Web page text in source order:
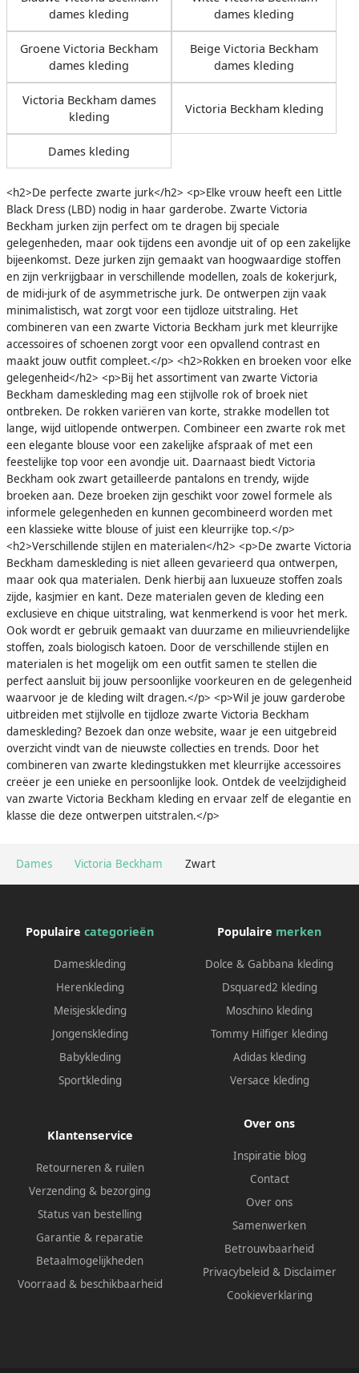
Dames Victoria Beckham Zwart
dames kleding
dames kleding
Groene Victoria Beckham
dames kleding
Beige Victoria Beckham
dames kleding
Victoria Beckham dames
kleding
Victoria Beckham kleding
Dames kleding
<h2>De perfecte zwarte jurk</h2> <p>Elke vrouw heeft een Little
Black Dress (LBD) nodig in haar garderobe. Zwarte Victoria
Beckham jurken zijn perfect om te dragen bij speciale
gelegenheden, maar ook tijdens een avondje uit of op een zakelijke
bijeenkomst. Deze jurken zijn gemaakt van hoogwaardige stoffen
en zijn verkrijgbaar in verschillende modellen, zoals de kokerjurk,
de midi-jurk of de asymmetrische jurk. De ontwerpen zijn vaak
minimalistisch, wat zorgt voor een tijdloze uitstraling. Het
combineren van een zwarte Victoria Beckham jurk met kleurrijke
accessoires of schoenen zorgt voor een opvallend contrast en
maakt jouw outfit compleet.</p> <h2>Rokken en broeken voor elke
gelegenheid</h2> <p>Bij het assortiment van zwarte Victoria
Beckham dameskleding mag een stijlvolle rok of broek niet
ontbreken. De rokken variëren van korte, strakke modellen tot
lange, wijd uitlopende ontwerpen. Combineer een zwarte rok met
een elegante blouse voor een zakelijke afspraak of met een
feestelijke top voor een avondje uit. Daarnaast biedt Victoria
Beckham ook zwart getailleerde pantalons en trendy, wijde
broeken aan. Deze broeken zijn geschikt voor zowel formele als
informele gelegenheden en kunnen gecombineerd worden met
een klassieke witte blouse of juist een kleurrijke top.</p>
<h2>Verschillende stijlen en materialen</h2> <p>De zwarte Victoria
Beckham dameskleding is niet alleen gevarieerd qua ontwerpen,
maar ook qua materialen. Denk hierbij aan luxueuze stoffen zoals
zijde, kasjmier en kant. Deze materialen geven de kleding een
exclusieve en chique uitstraling, wat kenmerkend is voor het merk.
Ook wordt er gebruik gemaakt van duurzame en milieuvriendelijke
stoffen, zoals biologisch katoen. Door de verschillende stijlen en
materialen is het mogelijk om een outfit samen te stellen die
perfect aansluit bij jouw persoonlijke voorkeuren en de gelegenheid
waarvoor je de kleding wilt dragen.</p> <p>Wil je jouw garderobe
uitbreiden met stijlvolle en tijdloze zwarte Victoria Beckham
dameskleding? Bezoek dan onze website, waar je een uitgebreid
overzicht vindt van de nieuwste collecties en trends. Door het
combineren van zwarte kledingstukken met kleurrijke accessoires
creëer je een unieke en persoonlijke look. Ontdek de veelzijdigheid
van zwarte Victoria Beckham kleding en ervaar zelf de elegantie en
klasse die deze ontwerpen uitstralen.</p>
Populaire categorieën
Dameskleding
Herenkleding
Meisjeskleding
Jongenskleding
Babykleding
Sportkleding
Populaire merken
Dolce & Gabbana kleding
Dsquared2 kleding
Moschino kleding
Tommy Hilfiger kleding
Adidas kleding
Versace kleding
Klantenservice
Retourneren & ruilen
Verzending & bezorging
Status van bestelling
Garantie & reparatie
Betaalmogelijkheden
Voorraad & beschikbaarheid
Over ons
Inspiratie blog
Contact
Over ons
Samenwerken
Betrouwbaarheid
Privacybeleid & Disclaimer
Cookieverklaring